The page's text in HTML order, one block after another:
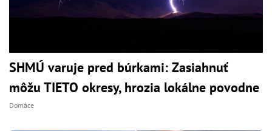
SHMÚ varuje pred búrkami: Zasiahnuť
môžu TIETO okresy, hrozia lokálne povodne
Domáce